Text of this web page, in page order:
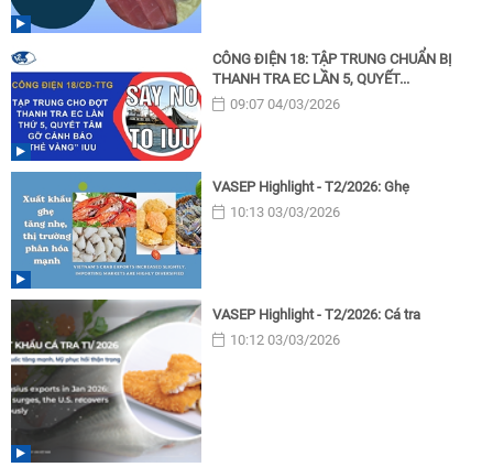
CÔNG ĐIỆN 18: TẬP TRUNG CHUẨN BỊ
THANH TRA EC LẦN 5, QUYẾT...
09:07 04/03/2026
VASEP Highlight - T2/2026: Ghẹ
10:13 03/03/2026
VASEP Highlight - T2/2026: Cá tra
10:12 03/03/2026